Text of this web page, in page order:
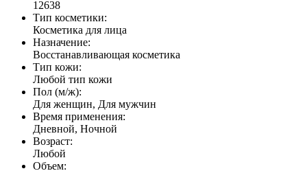
12638
Тип косметики:
Косметика для лица
Назначение:
Восстанавливающая косметика
Тип кожи:
Любой тип кожи
Пол (м/ж):
Для женщин, Для мужчин
Время применения:
Дневной, Ночной
Возраст:
Любой
Объем: